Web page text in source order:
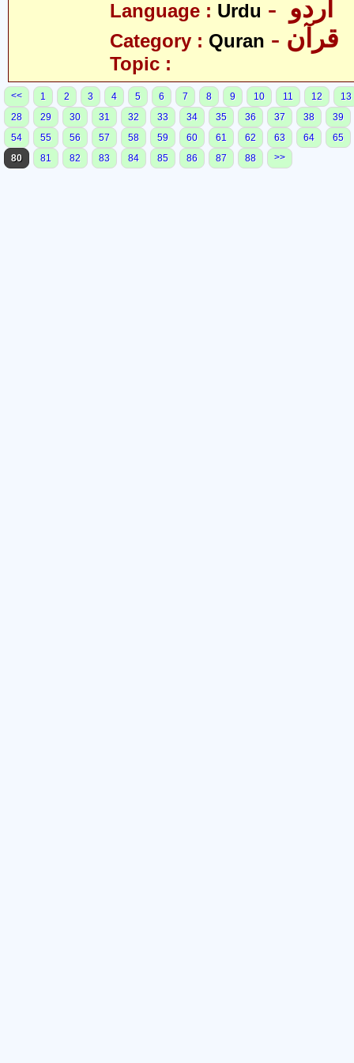
Language : Urdu
Category : Quran - قرآن
Topic :
<< 1 2 3 4 5 6 7 8 9 10 11 12
13
28
29 30 31 32 33 34 35 36 37 38
39
54
55 56 57 58 59 60 61 62 63 64
65
80
81 82 83 84 85 86 87 88 >>